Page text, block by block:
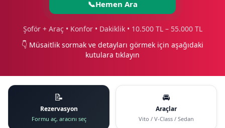
📞Hemen Ara
Şoför + Araç • Konfor • Dakiklik • 10.500 TL – 55.000 TL
👇 Müsaitlik sormak ve detayları görmek için aşağıdaki
kutulara tıklayın
📝
Rezervasyon
Formu aç, aracını seç
🚘
Araçlar
Vito / V-Class / Sedan